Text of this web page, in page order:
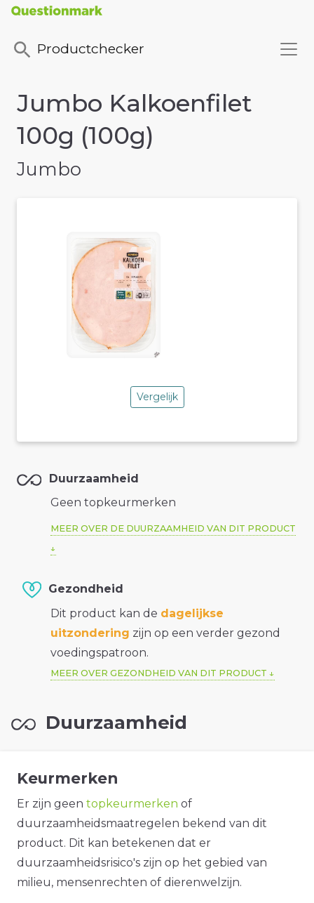
Productchecker
Jumbo Kalkoenfilet
100g (100g)
Jumbo
Vergelijk
Duurzaamheid
Geen topkeurmerken
MEER OVER DE DUURZAAMHEID VAN DIT PRODUCT
Gezondheid
Dit product kan de dagelijkse
uitzondering zijn op een verder gezond
voedingspatroon.
MEER OVER GEZONDHEID VAN DIT PRODUCT
Duurzaamheid
Keurmerken
Er zijn geen topkeurmerken of
duurzaamheidsmaatregelen bekend van dit
product. Dit kan betekenen dat er
duurzaamheidsrisico's zijn op het gebied van
milieu, mensenrechten of dierenwelzijn.